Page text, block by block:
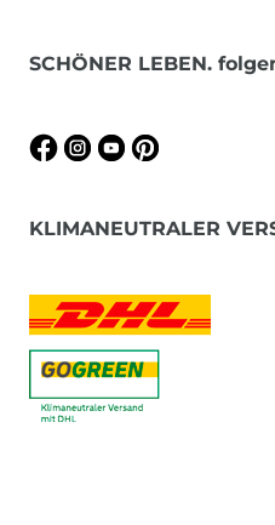
SCHÖNER LEBEN.
KLIMANEUTRALER